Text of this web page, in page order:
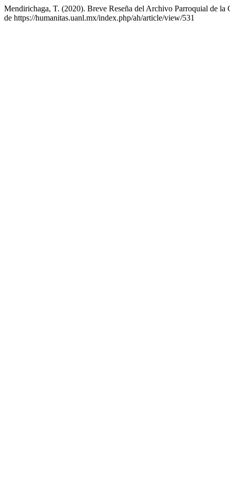
Mendirichaga, T. (2020). Breve Reseña del Archivo Parroquial de la
de https://humanitas.uanl.mx/index.php/ah/article/view/531